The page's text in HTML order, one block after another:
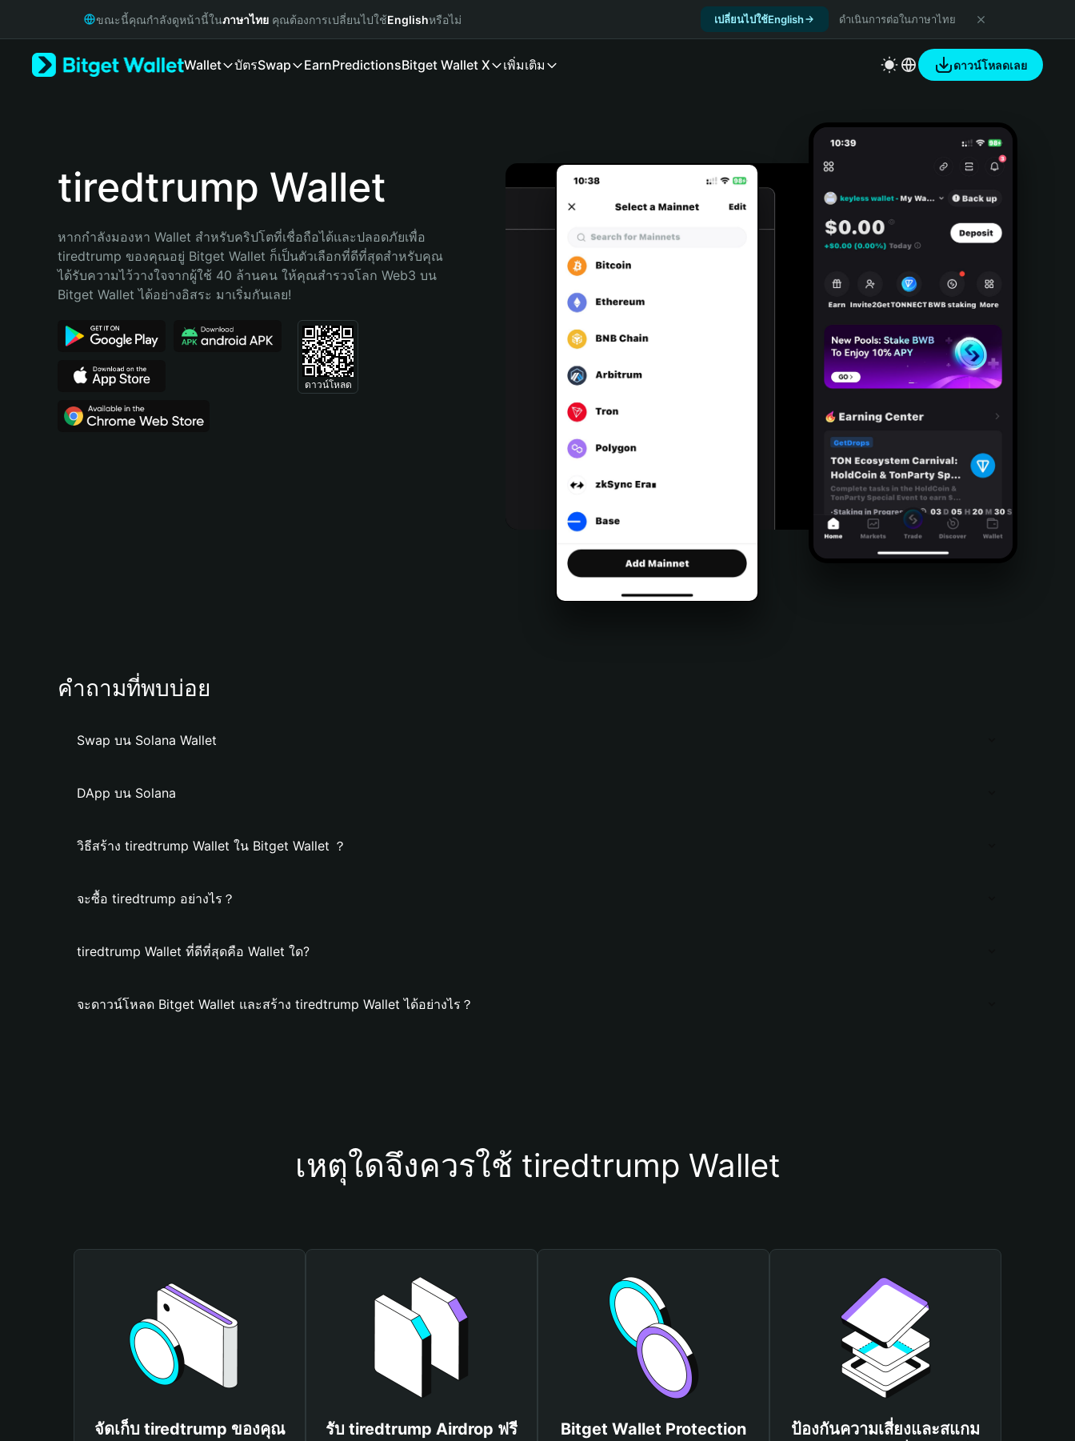
Русский
Bahasa Indonesia
Português (Brasil)
ขณะนี้คุณกำลังดูหน้านี้ในภาษาไทย คุณต้องการเปลี่ยนไปใช้Englishหรือไม่ เปลี่ยนไปใช้English ดำเนินการต่อในภาษาไทย
Wallet บัตรSwap EarnPredictionsBitget Wallet X เพิ่มเติม ดาวน์โหลดเลย
tiredtrump Wallet
หากกำลังมองหา Wallet สำหรับคริปโตที่เชื่อถือได้และปลอดภัยเพื่อ
tiredtrump ของคุณอยู่ Bitget Wallet ก็เป็นตัวเลือกที่ดีที่สุดสำหรับคุณ
ได้รับความไว้วางใจจากผู้ใช้ 40 ล้านคน ให้คุณสำรวจโลก Web3 บน
Bitget Wallet ได้อย่างอิสระ มาเริ่มกันเลย!
ดาวน์โหลด
คำถามที่พบบ่อย
Swap บน Solana Wallet
DApp บน Solana
วิธีสร้าง tiredtrump Wallet ใน Bitget Wallet ？
จะซื้อ tiredtrump อย่างไร？
tiredtrump Wallet ที่ดีที่สุดคือ Wallet ใด?
จะดาวน์โหลด Bitget Wallet และสร้าง tiredtrump Wallet ได้อย่างไร？
เหตุใดจึงควรใช้ tiredtrump Wallet
จัดเก็บ tiredtrump ของคุณ รับ tiredtrump Airdrop ฟรี
Bitget Wallet Protection
ป้องกันความเสี่ยงและสแกม